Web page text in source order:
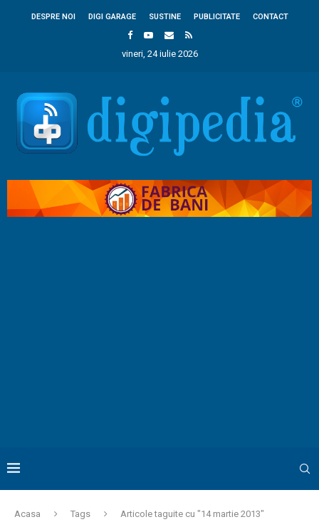
DESPRE NOI DIGI GARAGE SUSTINE PUBLICITATE CONTACT
vineri, 24 iulie 2026
Acasa Tags Articole taguite cu "14 martie 2013"